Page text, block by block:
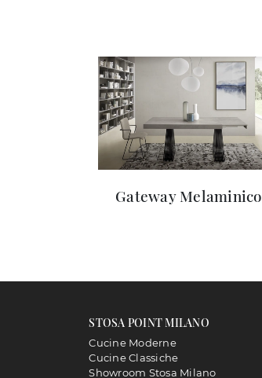
Gateway Melaminico
STOSA POINT MILANO
Cucine Moderne
Cucine Classiche
Showroom Stosa Milano